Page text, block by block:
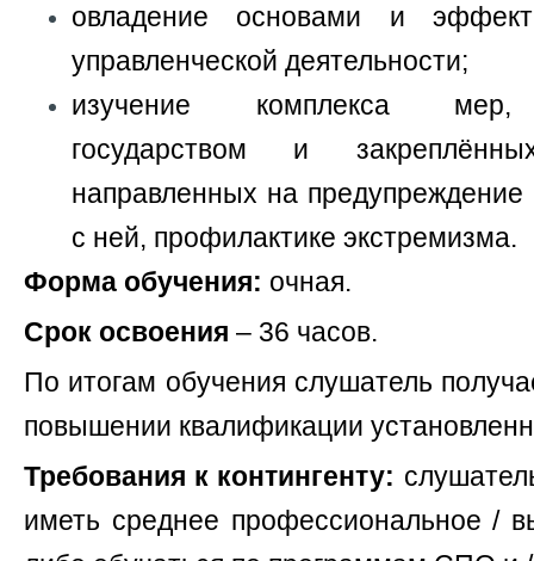
овладение основами и
управленческой деятельности;
изучение комплекса мер,
государством и
направленных на
с ней, профилактике экстремизма.
Форма обучения: очная.
Срок освоения – 36 часов.
По итогам обучения слушатель
повышении квалификации
Требования к контингенту:
иметь среднее профессиональное /